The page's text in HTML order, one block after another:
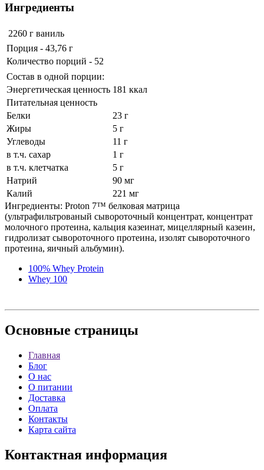
Ингредиенты
2260 г ваниль
Порция - 43,76 г
Количество порций - 52
Состав в одной порции:
Энергетическая ценность 181 ккал
Питательная ценность
Белки
23 г
Жиры
5 г
Углеводы
11 г
в т.ч. сахар
1 г
в т.ч. клетчатка
5 г
Натрий
90 мг
Калий
221 мг
Ингредиенты: Proton 7™ белковая матрица
(ультрафильтрованый сывороточный концентрат, концентрат
молочного протеина, кальция казеинат, мицеллярный казеин,
гидролизат сывороточного протеина, изолят сывороточного
протеина, яичный альбумин).
100% Whey Protein
Whey 100
Основные страницы
Главная
Блог
О нас
О питании
Доставка
Оплата
Контакты
Карта сайта
Контактная информация